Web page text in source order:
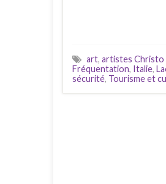
art, artistes Christo
Fréquentation, Italie,
sécurité, Tourisme et